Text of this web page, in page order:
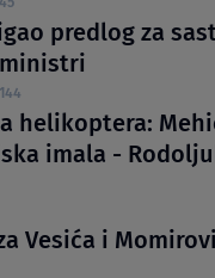
predlog za
144
helikoptera:
imala -
Vesića i